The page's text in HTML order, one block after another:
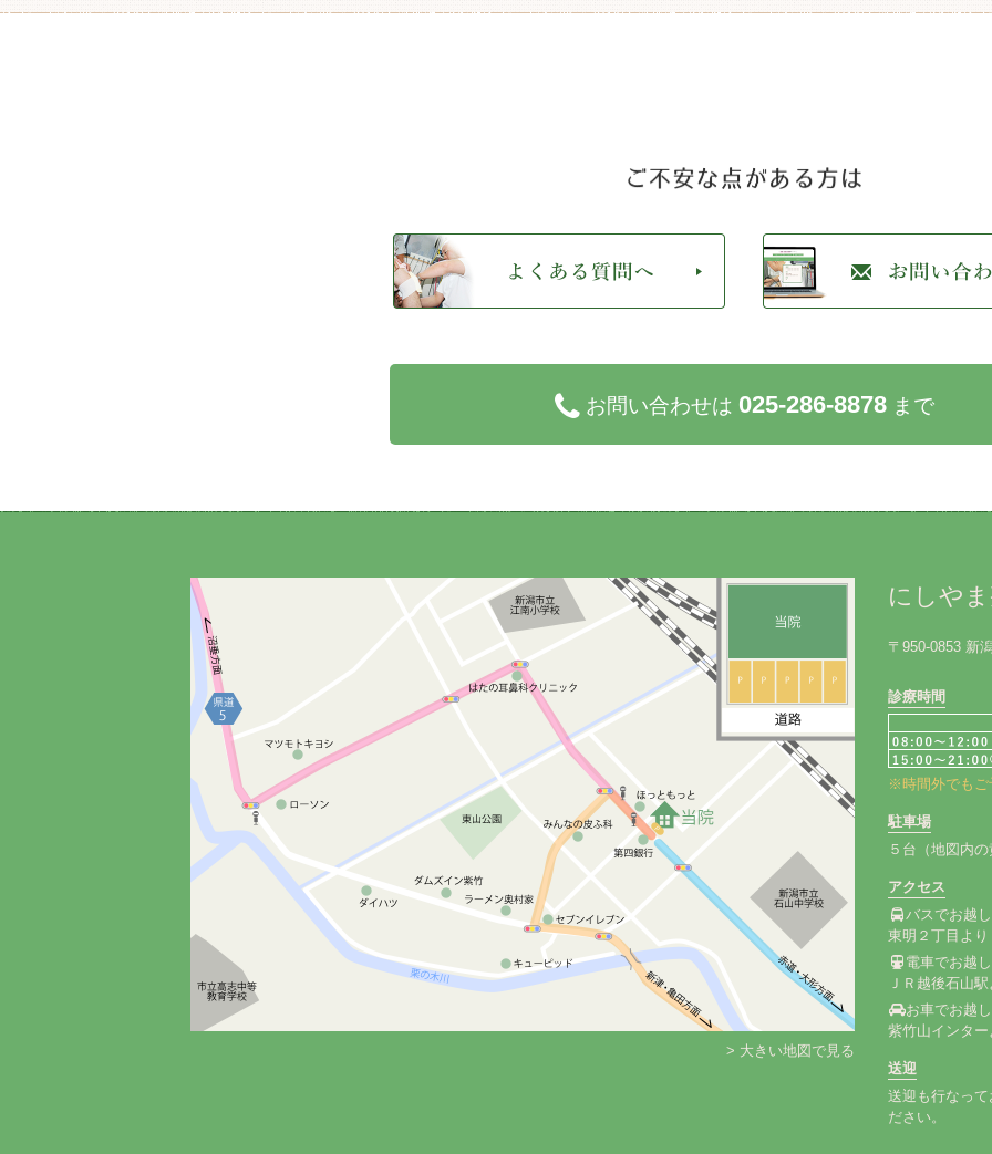
お問い合わせは 025-286-8878まで
にしや
〒950-0853 新
診療時間
※時間外でもご
駐車場
５台（地図内
アクセス
バスでお越
東明２丁目よ
電車でお越
ＪＲ越後石山
お車でお越
紫竹山インタ
送迎
送迎も行なっ
ださい。
> 大きい地図で見る